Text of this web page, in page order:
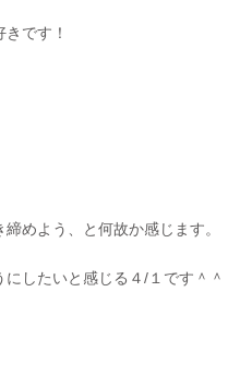
です！
めよう、と何故か感じます。
したいと感じる４/１です＾＾